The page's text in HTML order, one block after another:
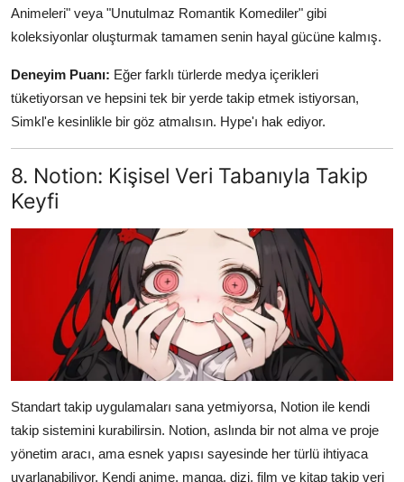
Animeleri" veya "Unutulmaz Romantik Komediler" gibi
koleksiyonlar oluşturmak tamamen senin hayal gücüne kalmış.
Deneyim Puanı: Eğer farklı türlerde medya içerikleri
tüketiyorsan ve hepsini tek bir yerde takip etmek istiyorsan,
Simkl'e kesinlikle bir göz atmalısın. Hype'ı hak ediyor.
8. Notion: Kişisel Veri Tabanıyla Takip
Keyfi
Standart takip uygulamaları sana yetmiyorsa, Notion ile kendi
takip sistemini kurabilirsin. Notion, aslında bir not alma ve proje
yönetim aracı, ama esnek yapısı sayesinde her türlü ihtiyaca
uyarlanabiliyor. Kendi anime, manga, dizi, film ve kitap takip veri